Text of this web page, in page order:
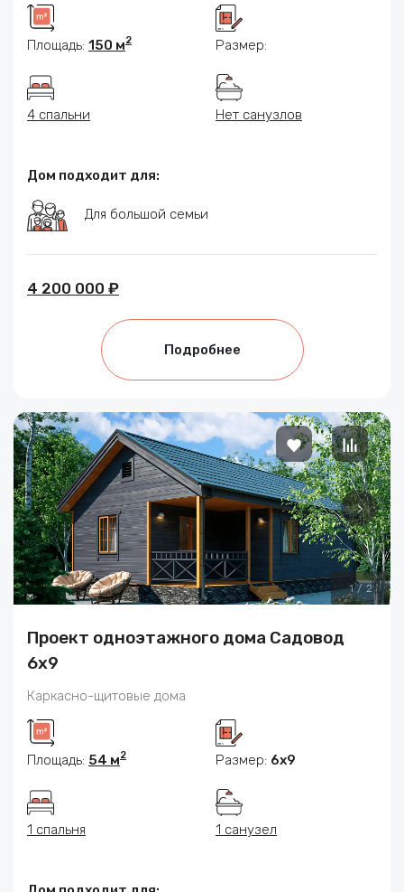
Площадь: 150 м2 Размер:
4 спальни Нет санузлов
Дом подходит для:
Для большой семьи
4 200 000 ₽
Подробнее
1 / 2
Проект одноэтажного дома Садовод
6х9
Каркасно-щитовые дома
Площадь: 54 м2 Размер: 6x9
1 спальня 1 санузел